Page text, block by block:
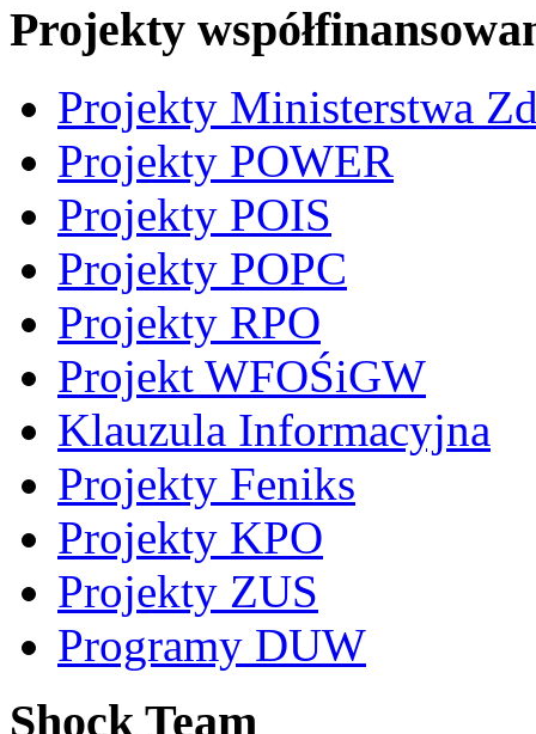
Projekty
Projekty Ministerstwa
Projekty POWER
Projekty POIS
Projekty POPC
Projekty RPO
Projekt WFOŚiGW
Klauzula Informacyjna
Projekty Feniks
Projekty KPO
Projekty ZUS
Programy DUW
Shock Team